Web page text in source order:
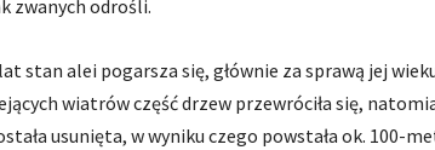
zwanych odrośli.
stan alei pogarsza się, głównie za sprawą jej
wiatrów część drzew przewróciła się,
usunięta, w wyniku czego powstała ok. 100-